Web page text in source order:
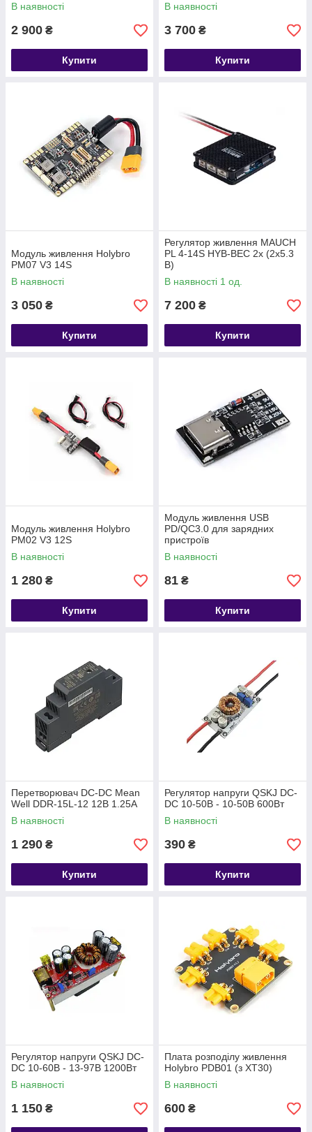
В наявності
2 900 ₴
Купити
В наявності
3 700 ₴
Купити
Модуль живлення Holybro
PM07 V3 14S
В наявності
3 050 ₴
Купити
Регулятор живлення MAUCH
PL 4-14S HYB-BEC 2x (2x5.3
В)
В наявності 1 од.
7 200 ₴
Купити
Модуль живлення Holybro
PM02 V3 12S
В наявності
1 280 ₴
Купити
Модуль живлення USB
PD/QC3.0 для зарядних
пристроїв
В наявності
81 ₴
Купити
Перетворювач DC-DC Mean
Well DDR-15L-12 12В 1.25А
В наявності
1 290 ₴
Купити
Регулятор напруги QSKJ DC-
DC 10-50В - 10-50В 600Вт
В наявності
390 ₴
Купити
Регулятор напруги QSKJ DC-
DC 10-60В - 13-97В 1200Вт
В наявності
1 150 ₴
Плата розподілу живлення
Holybro PDB01 (з XT30)
В наявності
600 ₴